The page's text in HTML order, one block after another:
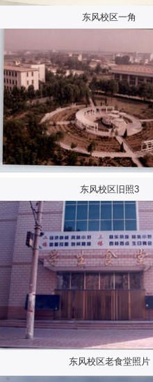
东风校区一角
东风校区旧照3
东风校区老食堂照片